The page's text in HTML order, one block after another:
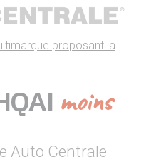
proposant la
moins
Auto Centrale